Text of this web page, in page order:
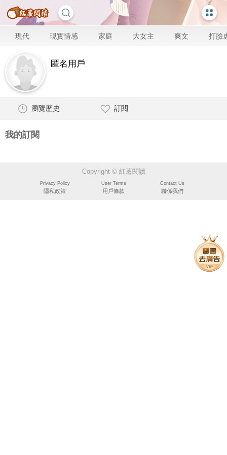
現代 現實情感 家庭 大女主 爽文 打臉
匿名用戶
瀏覽歷史 訂閱
我的訂閱
Copyright © 紅薯閱讀
Privacy Policy
隱私政策
User Terms
用戶條款
Contact Us
聯係我們